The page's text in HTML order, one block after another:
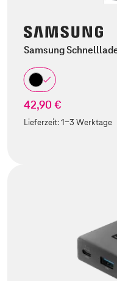
Samsung
42,90 €
Lieferzeit:1-3 Werktage